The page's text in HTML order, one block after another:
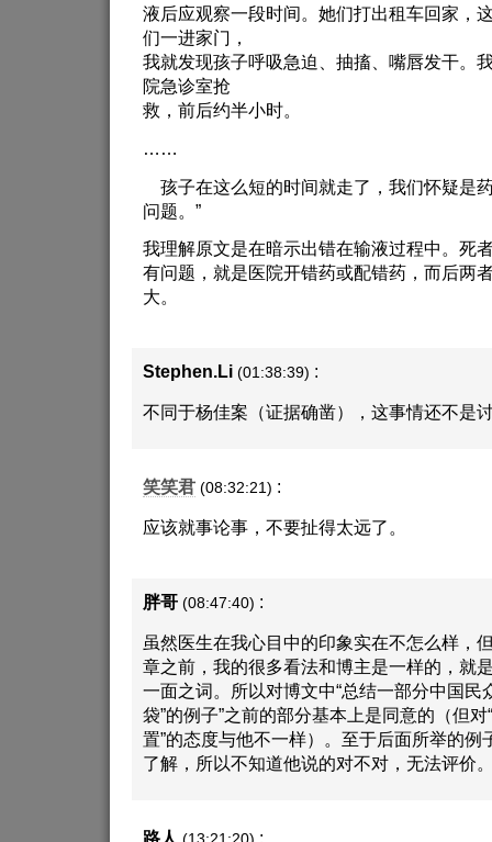
液后应观察一段时间。她们打出租车回家，
们一进家门，
我就发现孩子呼吸急迫、抽搐、嘴唇发干。
院急诊室抢
救，前后约半小时。
孩子在这么短的时间就走了，我们怀疑是
问题。”
我理解原文是在暗示出错在输液过程中。死
有问题，就是医院开错药或配错药，而后两
大。
Stephen.Li (01:38:39) :
不同于杨佳案（证据确凿），这事情还不是
笑笑君 (08:32:21) :
应该就事论事，不要扯得太远了。
胖哥 (08:47:40) :
虽然医生在我心目中的印象实在不怎么样，
章之前，我的很多看法和博主是一样的，就
一面之词。所以对博文中“总结一部分中国民
袋”的例子”之前的部分基本上是同意的（但
置”的态度与他不一样）。至于后面所举的例
了解，所以不知道他说的对不对，无法评价
路人 :